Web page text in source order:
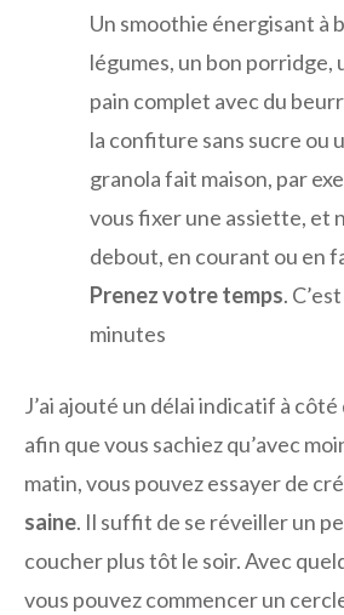
Un smoothie énergisant à
légumes, un bon porridge,
pain complet avec du
la confiture sans sucre ou
granola fait maison, par
vous fixer une assiette, et
debout, en courant ou en
Prenez votre temps.
minutes
J’ai ajouté un délai indicatif à
afin que vous sachiez qu’avec
matin, vous pouvez essayer de
saine. Il suffit de se réveiller un
coucher plus tôt le soir. Avec
vous pouvez commencer un